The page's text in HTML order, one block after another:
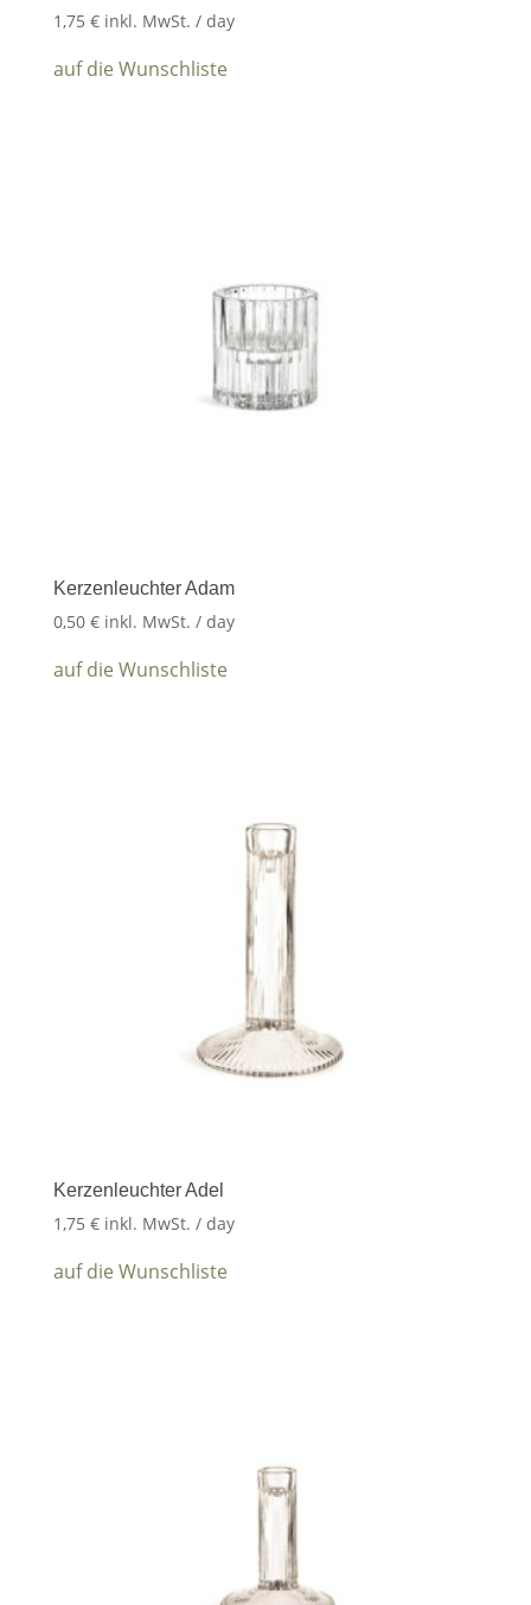
1,75 € inkl. MwSt. / day
auf die Wunschliste
Kerzenleuchter Adam
0,50 € inkl. MwSt. / day
auf die Wunschliste
Kerzenleuchter Adel
1,75 € inkl. MwSt. / day
auf die Wunschliste